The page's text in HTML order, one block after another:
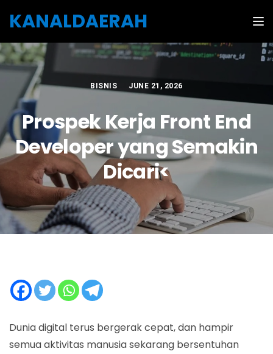
KANALDAERAH
BISNIS JUNE 21, 2026
Prospek Kerja Front End
Developer yang Semakin
Dicari<
Dunia digital terus bergerak cepat, dan hampir
semua aktivitas manusia sekarang bersentuhan